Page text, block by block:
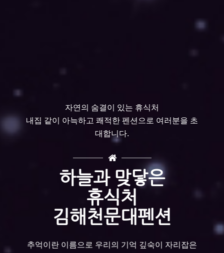
자연의 숨결이 있는 휴식처
내집 같이 아늑하고 쾌적한 펜션으로 여러분을 초
대합니다.
하늘과 맞닿은
휴식처
김해천문대펜션
추억이란 이름으로 우리의 기억 깊숙이 자리잡은